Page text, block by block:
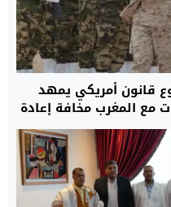
قانون أمريكي يمهد
مدته 10 سنوات مع المغرب مخافة إعادة
غرب المتوسط